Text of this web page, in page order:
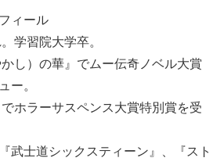
ィール
学習院大学卒。
し）の華』でムー伝奇ノベル大賞
ー。
ホラーサスペンス大賞特別賞を受
武士道シックスティーン』、『スト